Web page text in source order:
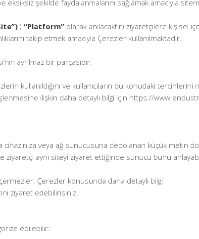
eksiksiz şekilde faydalanmalarını sağlamak amacıyla
( “Platform” olarak anılacaktır) ziyaretçilere kişisel
takip etmek amacıyla Çerezler kullanılmaktadır.
ayrılmaz bir parçasıdır.
kullanıldığını ve kullanıcıların bu konudaki
ilişkin daha detaylı bilgi için https://
veya ağ sunucusuna depolanan küçük metin
aynı siteyi ziyaret ettiğinde sunucu bunu
Çerezler konusunda daha detaylı bilgi
ziyaret edebilirisiniz.
edilebilir: